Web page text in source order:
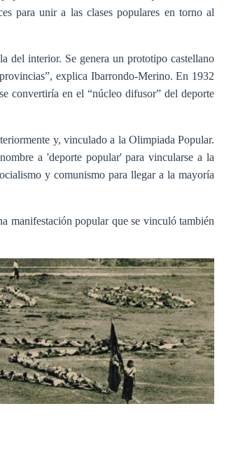
para unir a las clases populares en torno al
del interior. Se genera un prototipo castellano
explica Ibarrondo-Merino. En 1932
convertiría en el “núcleo difusor” del deporte
y, vinculado a la Olimpiada Popular.
a 'deporte popular' para vincularse a la
y comunismo para llegar a la mayoría
manifestación popular que se vinculó también